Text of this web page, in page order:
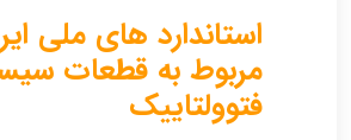
استاندارد های ملی
مربوط به قطعات
فتوولتاییک